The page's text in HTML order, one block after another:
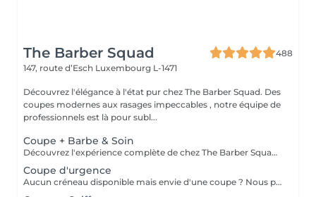
The Barber Squad
488
147, route d’Esch Luxembourg L-1471
Découvrez l'élégance à l'état pur chez The Barber Squad. Des
coupes modernes aux rasages impeccables , notre équipe de
professionnels est là pour subl...
Coupe + Barbe & Soin
Découvrez l'expérience complète de chez The Barber Squad ! Shampooing & soins profonds + Coupe complète + Coiffage. Taille de Barbe & Contours à la lame & soins régénérant + Serviette Chaude & Froide + Nettoyage exfoliant du visage + Vapeur + Massage Relaxant + After Shave + Huile à barbe + Hydratation de la peau . Pour que votre expérience chez nous soit optimal , une boisson de votre choix vous est offerte !
Coupe d'urgence
Aucun créneau disponible mais envie d'une coupe ? Nous pouvons vous proposer un rendez-vous avant ou après nos horaires, ou durant la pause. Pour cette prestation, merci de contacter directement le shop.